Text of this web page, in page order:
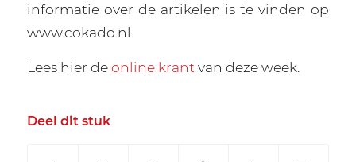
informatie over de artikelen is te vinden op
www.cokado.nl.
Lees hier deonline krant van deze week.
Deel dit stuk